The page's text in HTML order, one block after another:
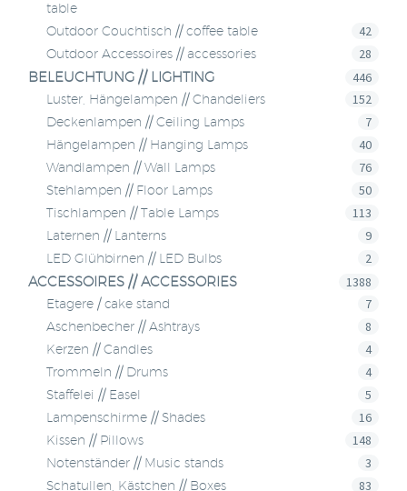
table
Outdoor Couchtisch // coffee table 42
Outdoor Accessoires // accessories 28
BELEUCHTUNG // LIGHTING 446
Luster, Hängelampen // Chandeliers 152
Deckenlampen // Ceiling Lamps 7
Hängelampen // Hanging Lamps 40
Wandlampen // Wall Lamps 76
Stehlampen // Floor Lamps 50
Tischlampen // Table Lamps 113
Laternen // Lanterns 9
LED Glühbirnen // LED Bulbs 2
ACCESSOIRES // ACCESSORIES 1388
Etagere / cake stand 7
Aschenbecher // Ashtrays 8
Kerzen // Candles 4
Trommeln // Drums 4
Staffelei // Easel 5
Lampenschirme // Shades 16
Kissen // Pillows 148
Notenständer // Music stands 3
Schatullen, Kästchen // Boxes 83